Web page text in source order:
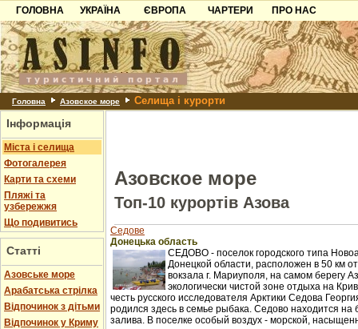
ГОЛОВНА
УКРАЇНА
Карпати
Азов
Причорноморря
Шацьк
ЄВРОПА
Чорногорія
Хорватія
Болгарія
Албанія
ЧАРТЕРИ
ПРО НАС
Контакти
Партнерам
Додати готель
Головна Азовское море Селища і курорти
Інформація
Міста і селища
Фотогалерея
Карти та схеми
Пляжі та
узбережжя
Що подивитись
Статті
Азовське море
Арабатська стрілка
Відпочинок з дітьми
Відпочинок у Криму
Азовское море
Топ-10 курортів Азова
Седове
Донецька область
СЕДОВО - поселок городского типа
Донецкой области, расположен в 50 км
вокзала г. Мариуполя, на самом берегу
экологически чистой зоне отдыха на
честь русского исследователя Арктики Седова
родился здесь в семье рыбака. Седово находится на
залива. В поселке особый воздух - морской,